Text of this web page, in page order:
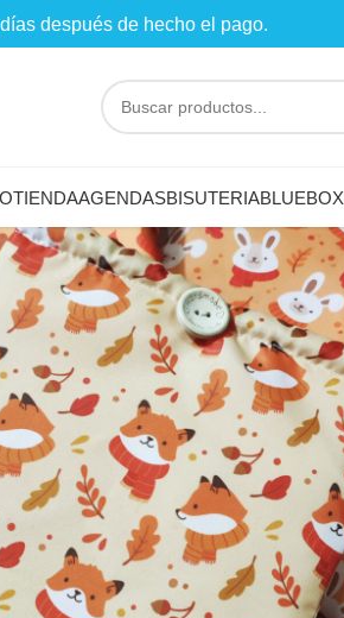
después de hecho el pago.
TIENDAAGENDASBISUTERIABLUEBOX